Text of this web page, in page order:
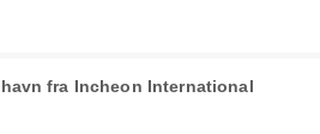
fra Incheon International